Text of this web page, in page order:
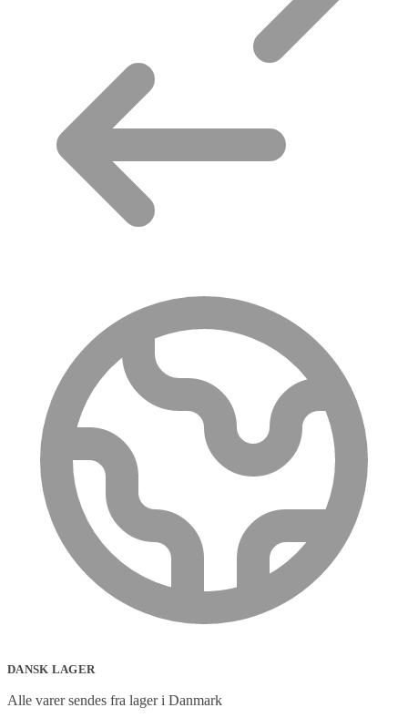
DANSK LAGER
Alle varer sendes fra lager i Danmark